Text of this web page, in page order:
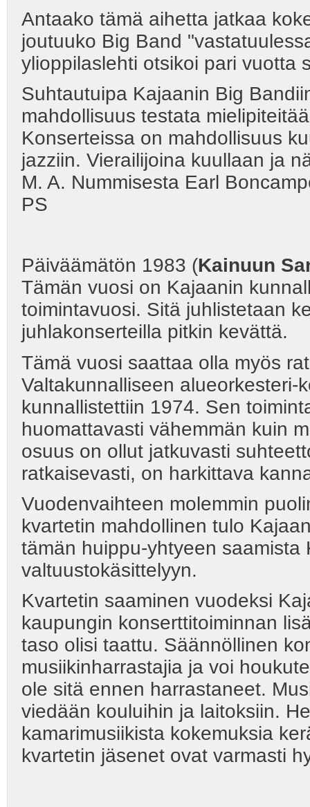
Antaako tämä aihetta jatkaa
joutuuko Big Band
ylioppilaslehti otsikoi pari vuotta
Suhtautuipa Kajaanin Big
mahdollisuus testata
Konserteissa on mahdollisuus
jazziin. Vierailijoina kuullaan ja
M. A. Nummisesta Earl
PS
Päiväämätön 1983 (Kainuun
Tämän vuosi on Kajaanin
toimintavuosi. Sitä juhlistetaan
juhlakonserteilla pitkin kevättä.
Tämä vuosi saattaa olla myös
Valtakunnalliseen alueorkesteri-
kunnallistettiin 1974. Sen
huomattavasti vähemmän kuin
osuus on ollut jatkuvasti
ratkaisevasti, on harkittava
Vuodenvaihteen molemmin
kvartetin mahdollinen tulo
tämän huippu-yhtyeen
valtuustokäsittelyyn.
Kvartetin saaminen vuodeksi
kaupungin konserttitoiminnan
taso olisi taattu. Säännöllinen
musiikinharrastajia ja voi
ole sitä ennen harrastaneet.
viedään kouluihin ja laitoksiin.
kamarimusiikista kokemuksia
kvartetin jäsenet ovat varmasti